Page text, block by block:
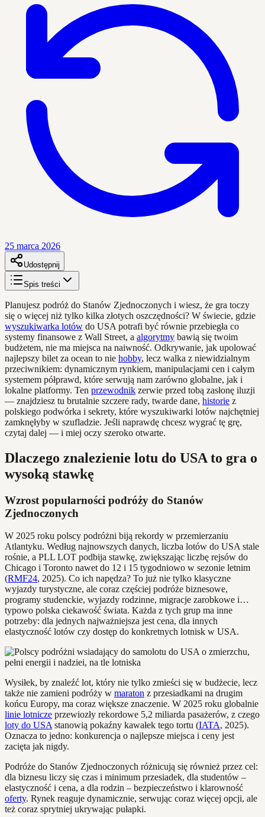
25 marca 2026
Udostępnij
Spis treści
Planujesz podróż do Stanów Zjednoczonych i wiesz, że gra toczy
się o więcej niż tylko kilka złotych oszczędności? W świecie, gdzie
wyszukiwarka lotów do USA potrafi być równie przebiegła co
systemy finansowe z Wall Street, a algorytmy bawią się twoim
budżetem, nie ma miejsca na naiwność. Odkrywanie, jak upolować
najlepszy bilet za ocean to nie hobby, lecz walka z niewidzialnym
przeciwnikiem: dynamicznym rynkiem, manipulacjami cen i całym
systemem półprawd, które serwują nam zarówno globalne, jak i
lokalne platformy. Ten przewodnik zerwie przed tobą zasłonę iluzji
— znajdziesz tu brutalnie szczere rady, twarde dane, historie z
polskiego podwórka i sekrety, które wyszukiwarki lotów najchętniej
zamknęłyby w szufladzie. Jeśli naprawdę chcesz wygrać tę grę,
czytaj dalej — i miej oczy szeroko otwarte.
Dlaczego znalezienie lotu do USA to gra o
wysoką stawkę
Wzrost popularności podróży do Stanów
Zjednoczonych
W 2025 roku polscy podróżni biją rekordy w przemierzaniu
Atlantyku. Według najnowszych danych, liczba lotów do USA stale
rośnie, a PLL LOT podbija stawkę, zwiększając liczbę rejsów do
Chicago i Toronto nawet do 12 i 15 tygodniowo w sezonie letnim
(RMF24, 2025). Co ich napędza? To już nie tylko klasyczne
wyjazdy turystyczne, ale coraz częściej podróże biznesowe,
programy studenckie, wyjazdy rodzinne, migracje zarobkowe i…
typowo polska ciekawość świata. Każda z tych grup ma inne
potrzeby: dla jednych najważniejsza jest cena, dla innych
elastyczność lotów czy dostęp do konkretnych lotnisk w USA.
Wysiłek, by znaleźć lot, który nie tylko zmieści się w budżecie, lecz
także nie zamieni podróży w maraton z przesiadkami na drugim
końcu Europy, ma coraz większe znaczenie. W 2025 roku globalnie
linie lotnicze przewiozły rekordowe 5,2 miliarda pasażerów, z czego
loty do USA stanowią pokaźny kawałek tego tortu (IATA, 2025).
Oznacza to jedno: konkurencja o najlepsze miejsca i ceny jest
zacięta jak nigdy.
Podróże do Stanów Zjednoczonych różnicują się również przez cel:
dla biznesu liczy się czas i minimum przesiadek, dla studentów –
elastyczność i cena, a dla rodzin – bezpieczeństwo i klarowność
oferty. Rynek reaguje dynamicznie, serwując coraz więcej opcji, ale
też coraz sprytniej ukrywając pułapki.